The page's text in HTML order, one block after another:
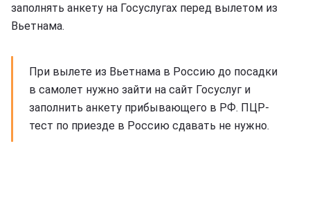
заполнять анкету на Госуслугах перед вылетом из
Вьетнама.
При вылете из Вьетнама в Россию до посадки
в самолет нужно зайти на сайт Госуслуг и
заполнить анкету прибывающего в РФ. ПЦР-
тест по приезде в Россию сдавать не нужно.